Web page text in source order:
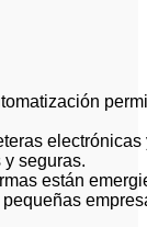
seguras.
están